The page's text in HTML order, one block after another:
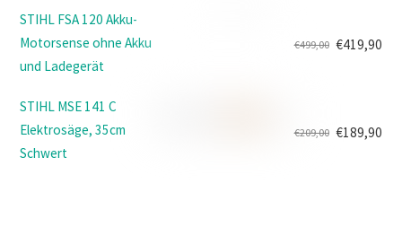
war:
€1.249,00
ist:
€999,90.
STIHL FSA 120 Akku-
Motorsense ohne Akku
und Ladegerät
€499,00
war:
€499,00
€419,90
ist:
€419,90.
STIHL MSE 141 C
Elektrosäge, 35cm
Schwert
€209,00
Ursprünglicher
€189,90